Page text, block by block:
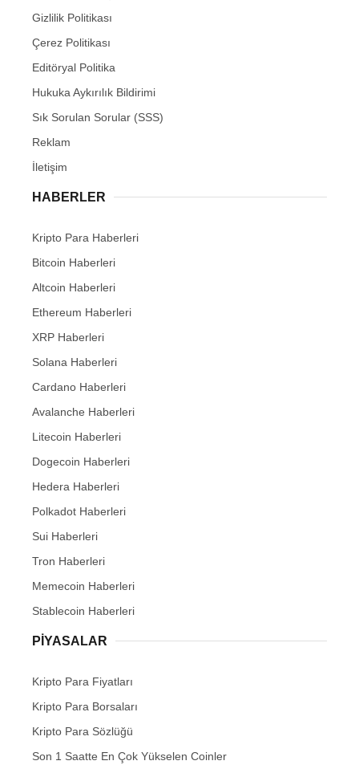
Gizlilik Politikası
Çerez Politikası
Editöryal Politika
Hukuka Aykırılık Bildirimi
Sık Sorulan Sorular (SSS)
Reklam
İletişim
HABERLER
Kripto Para Haberleri
Bitcoin Haberleri
Altcoin Haberleri
Ethereum Haberleri
XRP Haberleri
Solana Haberleri
Cardano Haberleri
Avalanche Haberleri
Litecoin Haberleri
Dogecoin Haberleri
Hedera Haberleri
Polkadot Haberleri
Sui Haberleri
Tron Haberleri
Memecoin Haberleri
Stablecoin Haberleri
PIYASALAR
Kripto Para Fiyatları
Kripto Para Borsaları
Kripto Para Sözlüğü
Son 1 Saatte En Çok Yükselen Coinler